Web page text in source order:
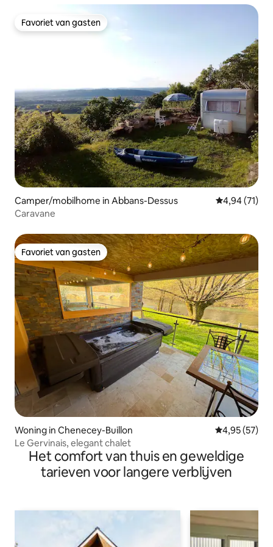
Favoriet van gasten
Favoriet van gasten
Camper/mobilhome in Abbans-Dessus Gemiddelde
4,94 (71)
Caravane
Favoriet van gasten
Favoriet van gasten
Woning in Chenecey-Buillon Gemiddelde
4,95 (57)
Le Gervinais, elegant chalet
Het comfort van thuis en geweldige
tarieven voor langere verblijven